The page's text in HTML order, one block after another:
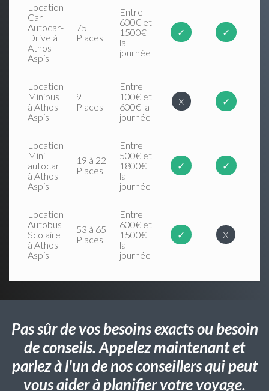
Location
Car
Autocar-
Drive à
Athos-
Aspis
75
Places
Entre
600€ et
1500€
la
journée
✓ ✓
Location
Minibus
à Athos-
Aspis
9
Places
Entre
100€ et
600€ la
journée
X ✓
Location
Mini
autocar
à Athos-
Aspis
19 à 22
Places
Entre
500€ et
1800€
la
journée
✓ ✓
Location
Autobus
Scolaire
à Athos-
Aspis
53 à 65
Places
Entre
600€ et
1500€
la
journée
✓ X
Pas sûr de vos besoins exacts ou besoin
de conseils. Appelez maintenant et
parlez à l'un de nos conseillers qui peut
vous aider à planifier votre voyage.